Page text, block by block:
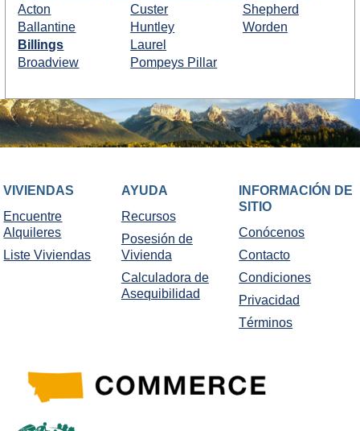
Acton
Ballantine
Billings
Broadview
Custer
Huntley
Laurel
Pompeys Pillar
Shepherd
Worden
VIVIENDAS
Encuentre
Alquileres
Liste Viviendas
AYUDA
Recursos
Posesión de
Vivienda
Calculadora de
Asequibilidad
INFORMACIÓN DE
SITIO
Conócenos
Contacto
Condiciones
Privacidad
Términos